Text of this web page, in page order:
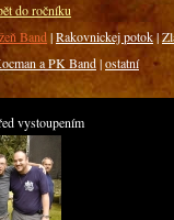
do ročníku
Band|Rakovnickej potok|
a PK Band|ostatní
vystoupením